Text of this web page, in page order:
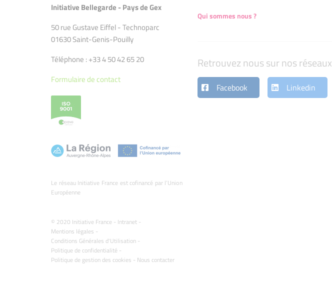
Initiative Bellegarde - Pays de Gex
50 rue Gustave Eiffel - Technoparc
01630 Saint-Genis-Pouilly
Téléphone : +33 4 50 42 65 20
Formulaire de contact
Le réseau Initiative France est cofinancé par l’Union
Européenne
© 2020 Initiative France - Intranet -
Mentions légales -
Conditions Générales d'Utilisation -
Politique de confidentialité -
Politique de gestion des cookies - Nous contacter
Qui sommes nous ?
Retrouvez nous sur nos réseaux
Facebook Linkedin